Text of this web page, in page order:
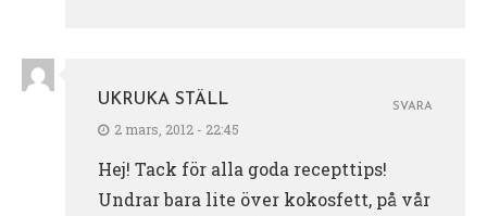
UKRUKA STÄLL
2 mars, 2012 - 22:45
Hej! Tack för alla goda recepttips!
Undrar bara lite över kokosfett, på vår
SVARA